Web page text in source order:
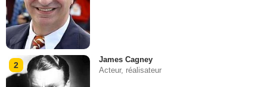
2
James Cagney
Acteur, réalisateur